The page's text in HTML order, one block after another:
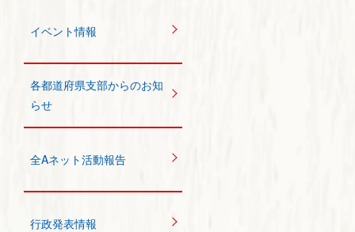
イベント情報
各都道府県支部からのお知
らせ
全Aネット活動報告
行政発表情報